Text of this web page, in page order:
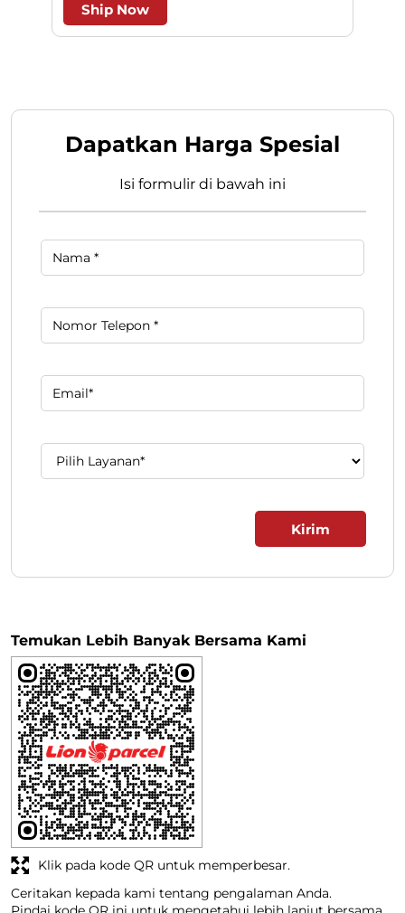
Ship Now
Dapatkan Harga Spesial
Isi formulir di bawah ini
Temukan Lebih Banyak Bersama Kami
Ceritakan kepada kami tentang pengalaman Anda.
Klik pada kode QR untuk memperbesar.